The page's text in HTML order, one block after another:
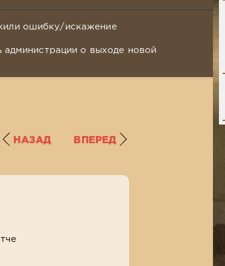
ошибку/искажение
администрации о выходе новой
НАЗАД ВПЕРЕД